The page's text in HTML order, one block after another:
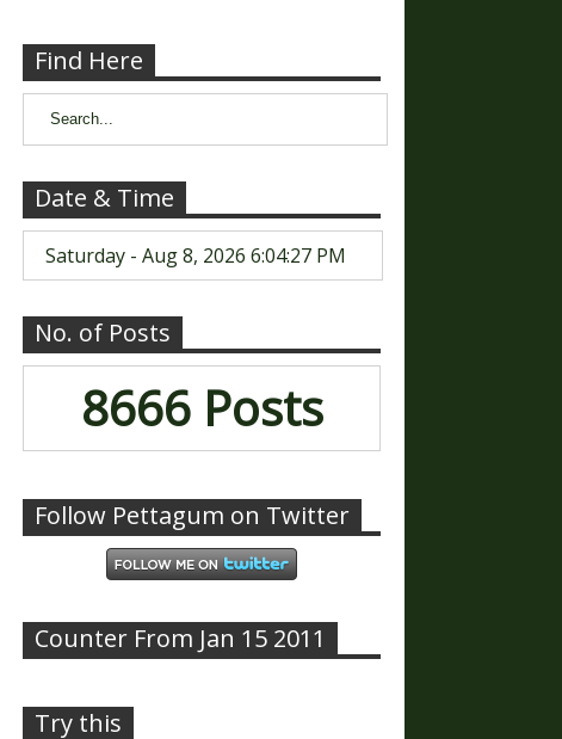
Find Here
Date & Time
Saturday - Aug 8, 2026 6:04:28 PM
No. of Posts
8666 Posts
Follow Pettagum on Twitter
Counter From Jan 15 2011
Try this